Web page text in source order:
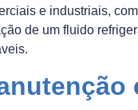
e industriais,
de um fluido